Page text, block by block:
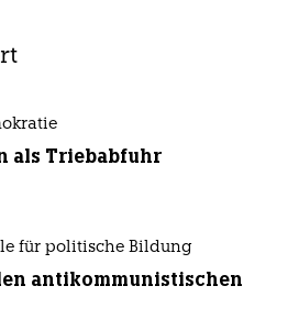
als Triebabfuhr
für politische Bildung
antikommunistischen